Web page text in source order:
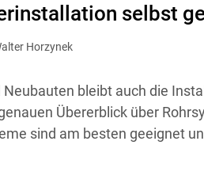
selbst
Horzynek
bleibt auch die
Übererblick über
sind am besten geeignet